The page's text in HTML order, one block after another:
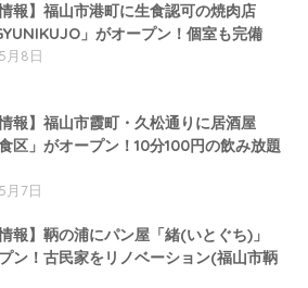
情報】福山市港町に生食認可の焼肉店
」がオープン！個室も完備
月8日
情報】福山市霞町・久松通りに居酒屋
食区」がオープン！10分100円の飲み放題
月7日
情報】鞆の浦にパン屋「緒(いとぐち)」
ン！古民家をリノベーション(福山市鞆